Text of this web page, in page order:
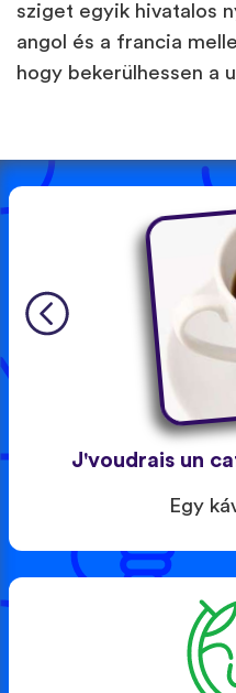
sziget egyik hivatalos
angol és a francia
hogy bekerülhessen a
J'voudrais un
Egy